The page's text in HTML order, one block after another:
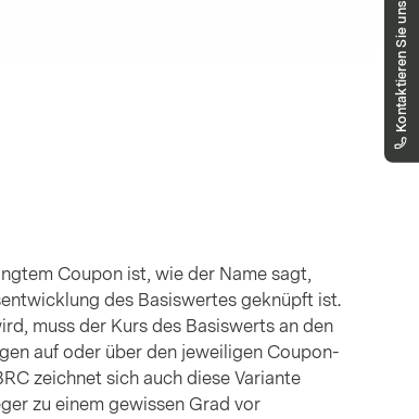
Coupon ist, wie der Name sagt,
des Basiswertes geknüpft ist.
muss der Kurs des Basiswerts an den
auf oder über den jeweiligen Coupon-
zeichnet sich auch diese Variante
zu einem gewissen Grad vor
Kontaktieren Sie uns